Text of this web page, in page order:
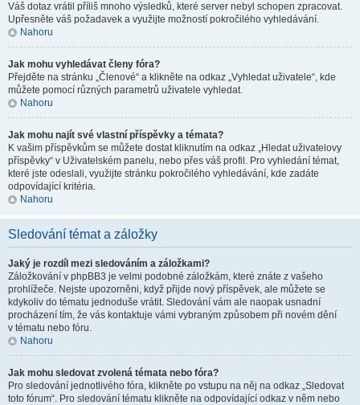
Váš dotaz vrátil příliš mnoho výsledků, které server nebyl schopen zpracovat.
Upřesněte váš požadavek a využijte možností pokročilého vyhledávání.
Nahoru
Jak mohu vyhledávat členy fóra?
Přejděte na stránku „Členové“ a klikněte na odkaz „Vyhledat uživatele“, kde
můžete pomocí různých parametrů uživatele vyhledat.
Nahoru
Jak mohu najít své vlastní příspěvky a témata?
K vašim příspěvkům se můžete dostat kliknutím na odkaz „Hledat uživatelovy
příspěvky“ v Uživatelském panelu, nebo přes váš profil. Pro vyhledání témat,
které jste odeslali, využijte stránku pokročilého vyhledávání, kde zadáte
odpovídající kritéria.
Nahoru
Sledování témat a záložky
Jaký je rozdíl mezi sledováním a záložkami?
Záložkování v phpBB3 je velmi podobné záložkám, které znáte z vašeho
prohlížeče. Nejste upozorněni, když přijde nový příspěvek, ale můžete se
kdykoliv do tématu jednoduše vrátit. Sledování vám ale naopak usnadní
procházení tím, že vás kontaktuje vámi vybraným způsobem při novém dění
v tématu nebo fóru.
Nahoru
Jak mohu sledovat zvolená témata nebo fóra?
Pro sledování jednotlivého fóra, klikněte po vstupu na něj na odkaz „Sledovat
toto fórum“. Pro sledování tématu klikněte na odpovídající odkaz v něm nebo